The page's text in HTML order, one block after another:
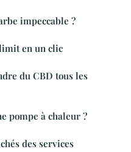
impeccable ?
en un clic
du CBD tous les
pompe à chaleur ?
des services